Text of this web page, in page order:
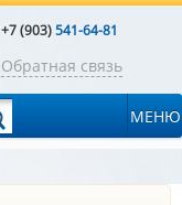
+7 (903)541-64-81
Обратная связь
МЕНЮ